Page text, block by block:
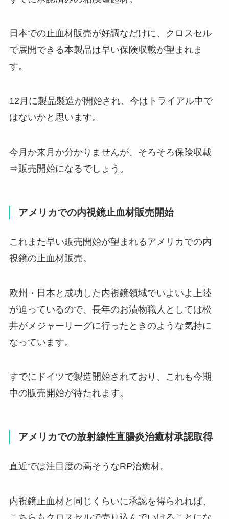
日本での止血材販売が好調なだけに、クロスセル
で展開できる本製品は早い保険収載が望まれま
す。
12月に製品製造が開始され、今はトライアル中で
はないかと思います。
今月か来月か分かりませんが、そろそろ保険収載
⇒販売開始になるでしょう。
アメリカでの内視鏡止血材販売開始
これまた早い販売開始が望まれるアメリカでの内
視鏡の止血材販売。
欧州・日本と成功した内視鏡領域でいよいよ上陸
が迫っているので、長年のお漬物職人としては松
井がメジャーリーグに行ったときのような気持に
なっています。
すでにドイツで製造開始されており、これも今期
中の販売開始が待たれます。
アメリカでの放射線性直腸炎治癒材承認取得
直近では注目度の高そうなRP治癒材。
内視鏡止血材と同じくらいに承認を得られれば、